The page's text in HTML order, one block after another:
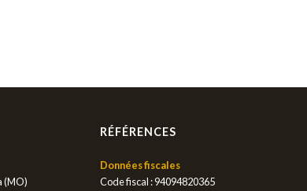
(MO)
RÉFÉRENCES
Données fiscales
Code fiscal : 94094820365